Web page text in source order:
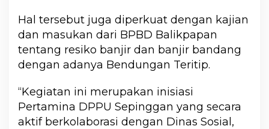
Hal tersebut juga diperkuat dengan kajian
dan masukan dari BPBD Balikpapan
tentang resiko banjir dan banjir bandang
dengan adanya Bendungan Teritip.
“Kegiatan ini merupakan inisiasi
Pertamina DPPU Sepinggan yang secara
aktif berkolaborasi dengan Dinas Sosial,